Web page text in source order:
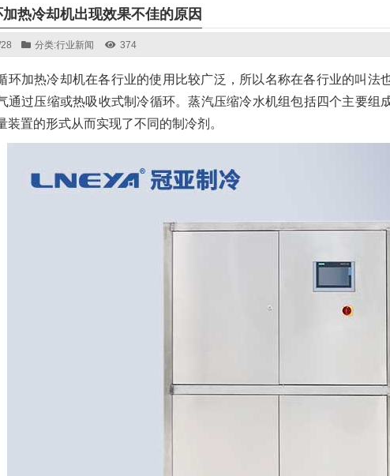
热冷却机出现效果不佳的原因
分类:行业新闻 374
环加热冷却机在各行业的使用比较广泛，所以名称在各行业的叫法
通过压缩或热吸收式制冷循环。蒸汽压缩冷水机组包括四个主要组
装置的形式从而实现了不同的制冷剂。